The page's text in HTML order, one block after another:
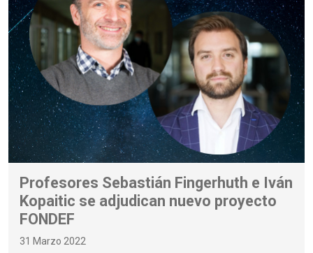
Profesores Sebastián Fingerhuth e Iván
Kopaitic se adjudican nuevo proyecto
FONDEF
31 Marzo 2022